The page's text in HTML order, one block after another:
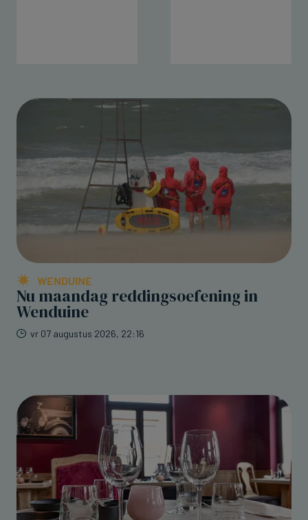
WENDUINE
Nu maandag reddingsoefening in
Wenduine
vr 07 augustus 2026, 22:16